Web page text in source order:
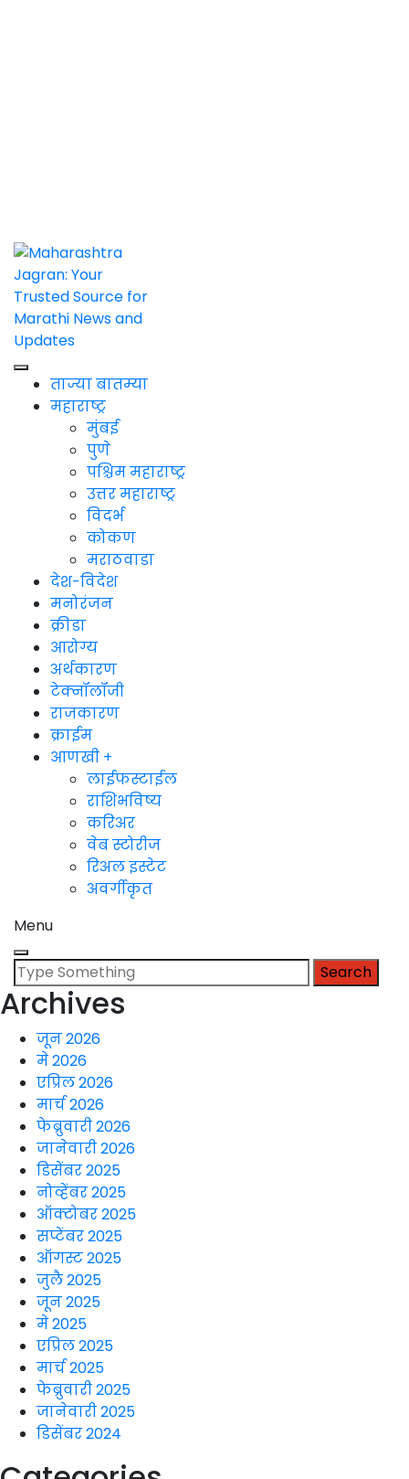
Maharashtra
Jagran : Your
Trusted
Companion for the
Latest News
ताज्या बातम्या
महाराष्ट्र
मुंबई
पुणे
पश्चिम महाराष्ट्र
उत्तर महाराष्ट्र
विदर्भ
कोकण
मराठवाडा
देश-विदेश
मनोरंजन
क्रीडा
आरोग्य
अर्थकारण
टेक्नॉलॉजी
राजकारण
क्राईम
आणखी +
लाईफस्टाईल
राशिभविष्य
करिअर
वेब स्टोरीज
रिअल इस्टेट
अवर्गीकृत
Menu
Search
for:
Archives
जून 2026
मे 2026
एप्रिल 2026
मार्च 2026
फेब्रुवारी 2026
जानेवारी 2026
डिसेंबर 2025
नोव्हेंबर 2025
ऑक्टोबर 2025
सप्टेंबर 2025
ऑगस्ट 2025
जुलै 2025
जून 2025
मे 2025
एप्रिल 2025
मार्च 2025
फेब्रुवारी 2025
जानेवारी 2025
डिसेंबर 2024